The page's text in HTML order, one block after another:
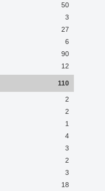
50
3
27
6
90
12
110
2
2
1
4
3
2
3
18